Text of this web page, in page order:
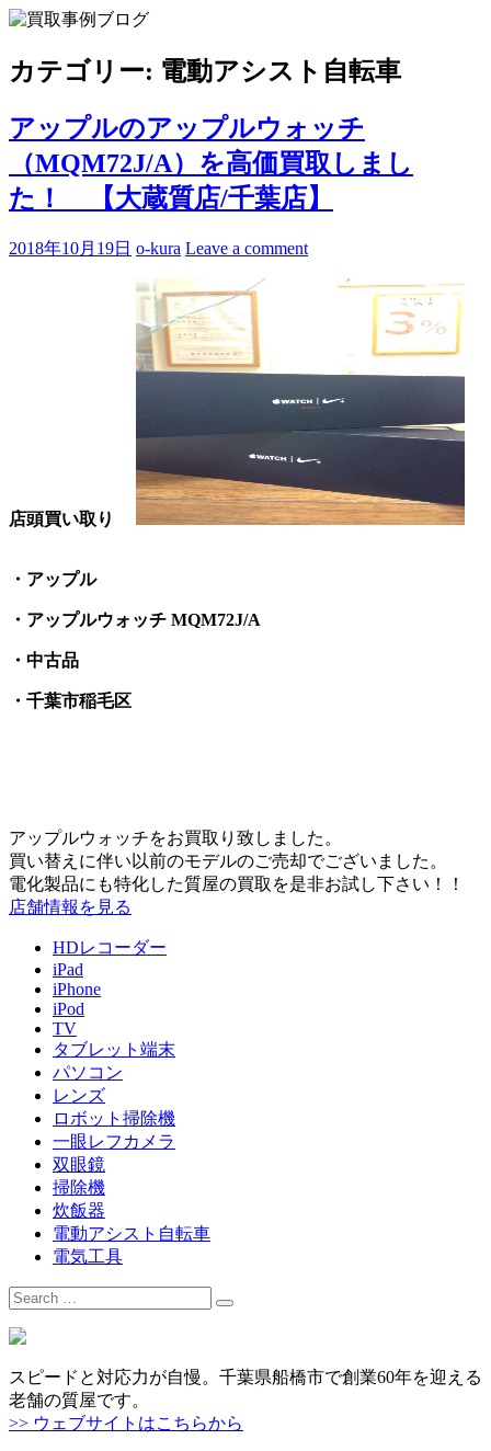
Skip
content
ポイントや高額買取のコツをお知らせします。
カテゴリー: 電動アシスト自転車
アップルのアップルウォッチ
（MQM72J/A）を高価買取しまし
た！ 【大蔵質店/千葉店】
2018年10月19日 o-kura Leave a comment
店頭買い取り
・アップル
・アップルウォッチ MQM72J/A
・中古品
・千葉市稲毛区
アップルウォッチをお買取り致しました。
買い替えに伴い以前のモデルのご売却でございました。
電化製品にも特化した質屋の買取を是非お試し下さい！！
店舗情報を見る
HDレコーダー
iPad
iPhone
iPod
TV
タブレット端末
パソコン
レンズ
ロボット掃除機
一眼レフカメラ
双眼鏡
掃除機
炊飯器
電動アシスト自転車
電気工具
Search
for:
スピードと対応力が自慢。千葉県船橋市で創業60年を迎える
老舗の質屋です。
>> ウェブサイトはこちらから